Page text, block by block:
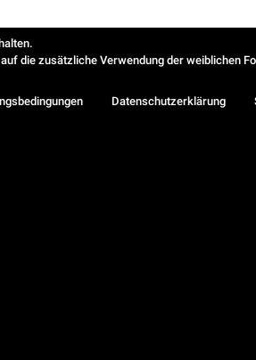
die zusätzliche Verwendung der weiblichen
Datenschutzerklärung